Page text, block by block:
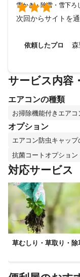

雪かき・除雪・雪下ろ
次回からサイトを
依頼したプロ
サービス内容
エアコンの種類
お掃除機能付きエアコ
オプション
エアコン防虫キャップ
抗菌コートオプション
対応サービス
草むしり・草取り・除